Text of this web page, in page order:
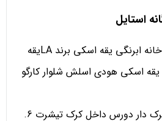
استایل
مانتو کبریتی کتان چهار خانه ابرنگی یقه اسکی برند LAیقه
اسکی هودی اسلش شلوار کارگو
دار دورس داخل کرک تیشرت 6.